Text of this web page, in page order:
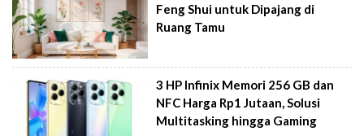
Feng Shui untuk Dipajang di
Ruang Tamu
3 HP Infinix Memori 256 GB dan
NFC Harga Rp1 Jutaan, Solusi
Multitasking hingga Gaming